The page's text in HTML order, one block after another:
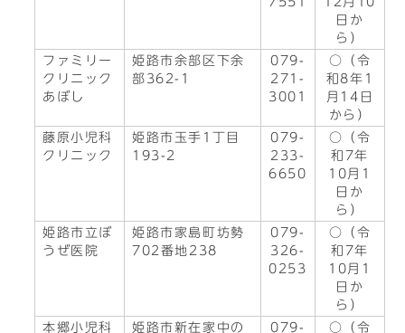
日か
ら）
ファミリー
クリニック
あぼし
姫路市余部区下余
部362-1
079-
271-
3001
○（令
和8年1
月14日
から）
藤原小児科
クリニック
姫路市玉手1丁目
193-2
079-
233-
6650
○（令
和7年
10月1
日か
ら）
姫路市立ぼ
うぜ医院
姫路市家島町坊勢
702番地238
079-
326-
0253
○（令
和7年
10月1
日か
ら）
本郷小児科
姫路市新在家中の
079-
○（令